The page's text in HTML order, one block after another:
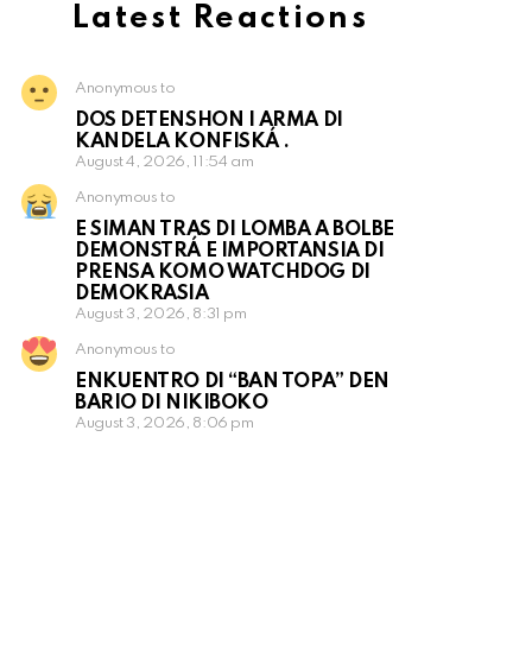
Latest Reactions
Anonymous to
DOS DETENSHON I ARMA DI
KANDELA KONFISKÁ .
August 4, 2026, 11:54 am
Anonymous to
E SIMAN TRAS DI LOMBA A BOLBE
DEMONSTRÁ E IMPORTANSIA DI
PRENSA KOMO WATCHDOG DI
DEMOKRASIA
August 3, 2026, 8:31 pm
Anonymous to
ENKUENTRO DI “BAN TOPA” DEN
BARIO DI NIKIBOKO
August 3, 2026, 8:06 pm